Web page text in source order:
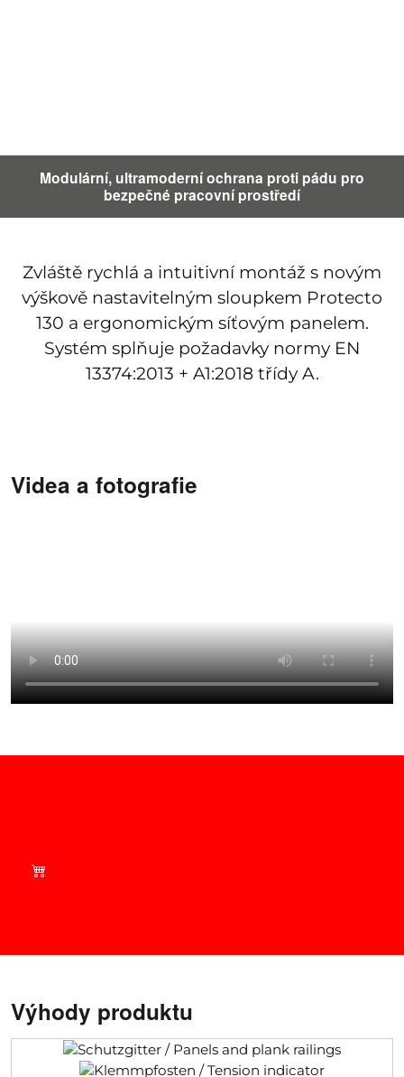
Modulární, ultramoderní ochrana proti pádu pro
bezpečné pracovní prostředí
Zvláště rychlá a intuitivní montáž s novým
výškově nastavitelným sloupkem Protecto
130 a ergonomickým síťovým panelem.
Systém splňuje požadavky normy EN
13374:2013 + A1:2018 třídy A.
Videa a fotografie
Výhody produktu